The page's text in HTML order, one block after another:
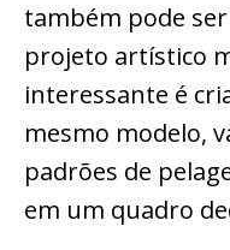
também pode
projeto artístico
interessante é
mesmo modelo,
padrões de
em um quadro